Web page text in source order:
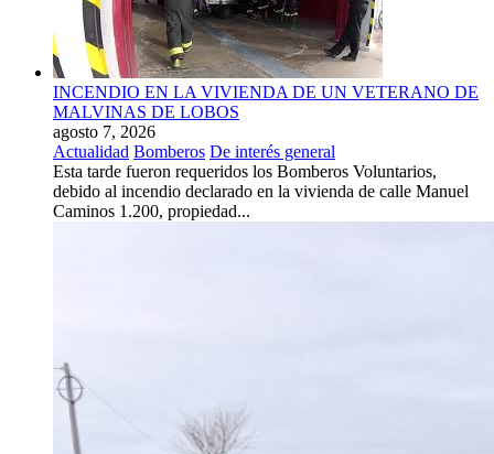
INCENDIO EN LA VIVIENDA DE UN VETERANO DE
MALVINAS DE LOBOS
agosto 7, 2026
Actualidad Bomberos De interés general
Esta tarde fueron requeridos los Bomberos Voluntarios,
debido al incendio declarado en la vivienda de calle Manuel
Caminos 1.200, propiedad...